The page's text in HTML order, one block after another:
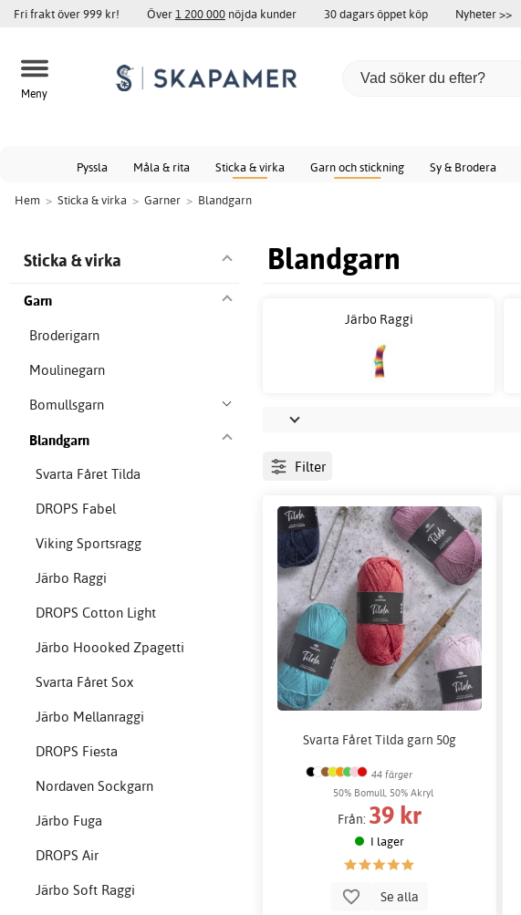
Fri frakt över 999 kr! Över1 200 000 nöjda kunder 30 dagars öppet köp Nyheter >>
Meny
Pyssla Måla & rita Sticka & virka Garn och stickning Sy & Brodera
Hem > Sticka & virka > Garner > Blandgarn
Blandgarn
Sticka & virka
Garn
Broderigarn
Moulinegarn
Bomullsgarn
Blandgarn
Svarta Fåret Tilda
DROPS Fabel
Viking Sportsragg
Järbo Raggi
DROPS Cotton Light
Järbo Hoooked Zpagetti
Svarta Fåret Sox
Järbo Mellanraggi
DROPS Fiesta
Nordaven Sockgarn
Järbo Fuga
DROPS Air
Järbo Soft Raggi
Järbo Raggi
Filter
Svarta Fåret Tilda garn 50g
44 färger
50% Bomull, 50% Akryl
Från: 39 kr
I lager
Se alla